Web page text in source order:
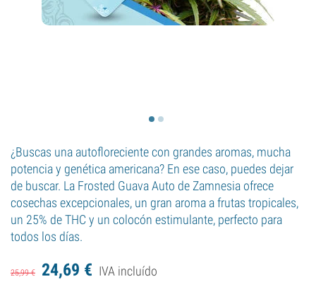
¿Buscas una autofloreciente con grandes aromas, mucha
potencia y genética americana? En ese caso, puedes dejar
de buscar. La Frosted Guava Auto de Zamnesia ofrece
cosechas excepcionales, un gran aroma a frutas tropicales,
un 25% de THC y un colocón estimulante, perfecto para
todos los días.
25,99€ 24,69 € IVA incluído